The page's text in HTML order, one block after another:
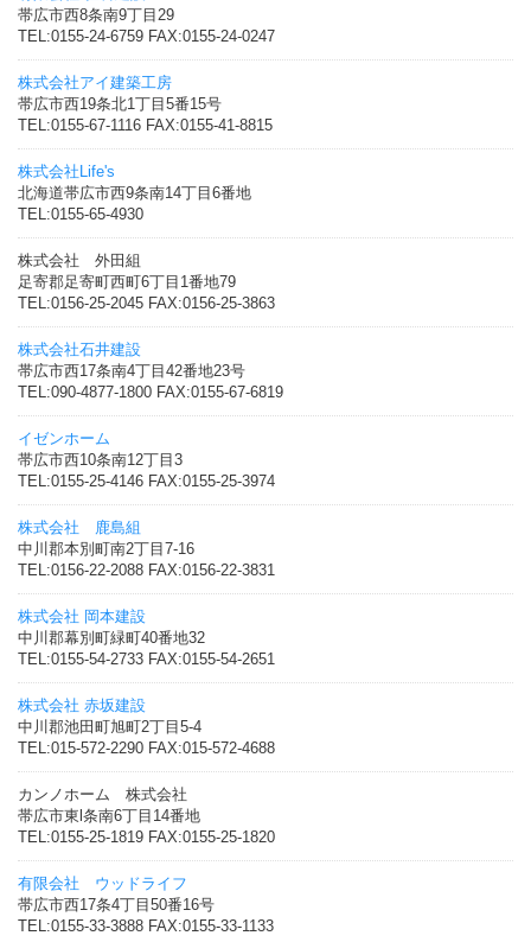
帯広市西8条南9丁目29
TEL:0155-24-6759 FAX:0155-24-0247
株式会社アイ建築工房
帯広市西19条北1丁目5番15号
TEL:0155-67-1116 FAX:0155-41-8815
株式会社Life's
北海道帯広市西9条南14丁目6番地
TEL:0155-65-4930
株式会社 外田組
足寄郡足寄町西町6丁目1番地79
TEL:0156-25-2045 FAX:0156-25-3863
株式会社石井建設
帯広市西17条南4丁目42番地23号
TEL:090-4877-1800 FAX:0155-67-6819
イゼンホーム
帯広市西10条南12丁目3
TEL:0155-25-4146 FAX:0155-25-3974
株式会社 鹿島組
中川郡本別町南2丁目7-16
TEL:0156-22-2088 FAX:0156-22-3831
株式会社 岡本建設
中川郡幕別町緑町40番地32
TEL:0155-54-2733 FAX:0155-54-2651
株式会社 赤坂建設
中川郡池田町旭町2丁目5-4
TEL:015-572-2290 FAX:015-572-4688
カンノホーム 株式会社
帯広市東l条南6丁目14番地
TEL:0155-25-1819 FAX:0155-25-1820
有限会社 ウッドライフ
帯広市西17条4丁目50番16号
TEL:0155-33-3888 FAX:0155-33-1133